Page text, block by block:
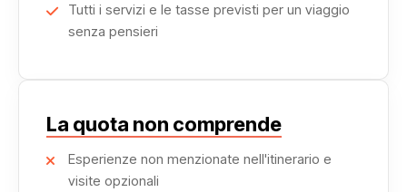
Avvicinandoti ad Assuan, il paesaggio si trasforma,
Il culmine del viaggio è la visita altempio di File
gioiello architettonico strappato alle acque del Nilo.
Tutti i servizi e le tasse previsti per un viaggio
senza pensieri
La quota non comprende
Esperienze non menzionate nell'itinerario e
visite opzionali